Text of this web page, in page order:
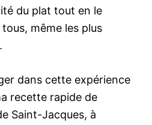
du plat tout en le
même les plus
dans cette expérience
recette rapide de
Saint-Jacques, à